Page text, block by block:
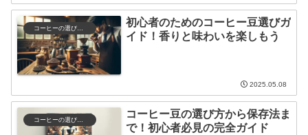
コーヒーの選び方と保存
初心者のためのコーヒー豆選びガ
イド！香りと味わいを楽しもう
2025.05.08
コーヒーの選び方と保存
コーヒー豆の選び方から保存法ま
で！初心者必見の完全ガイド